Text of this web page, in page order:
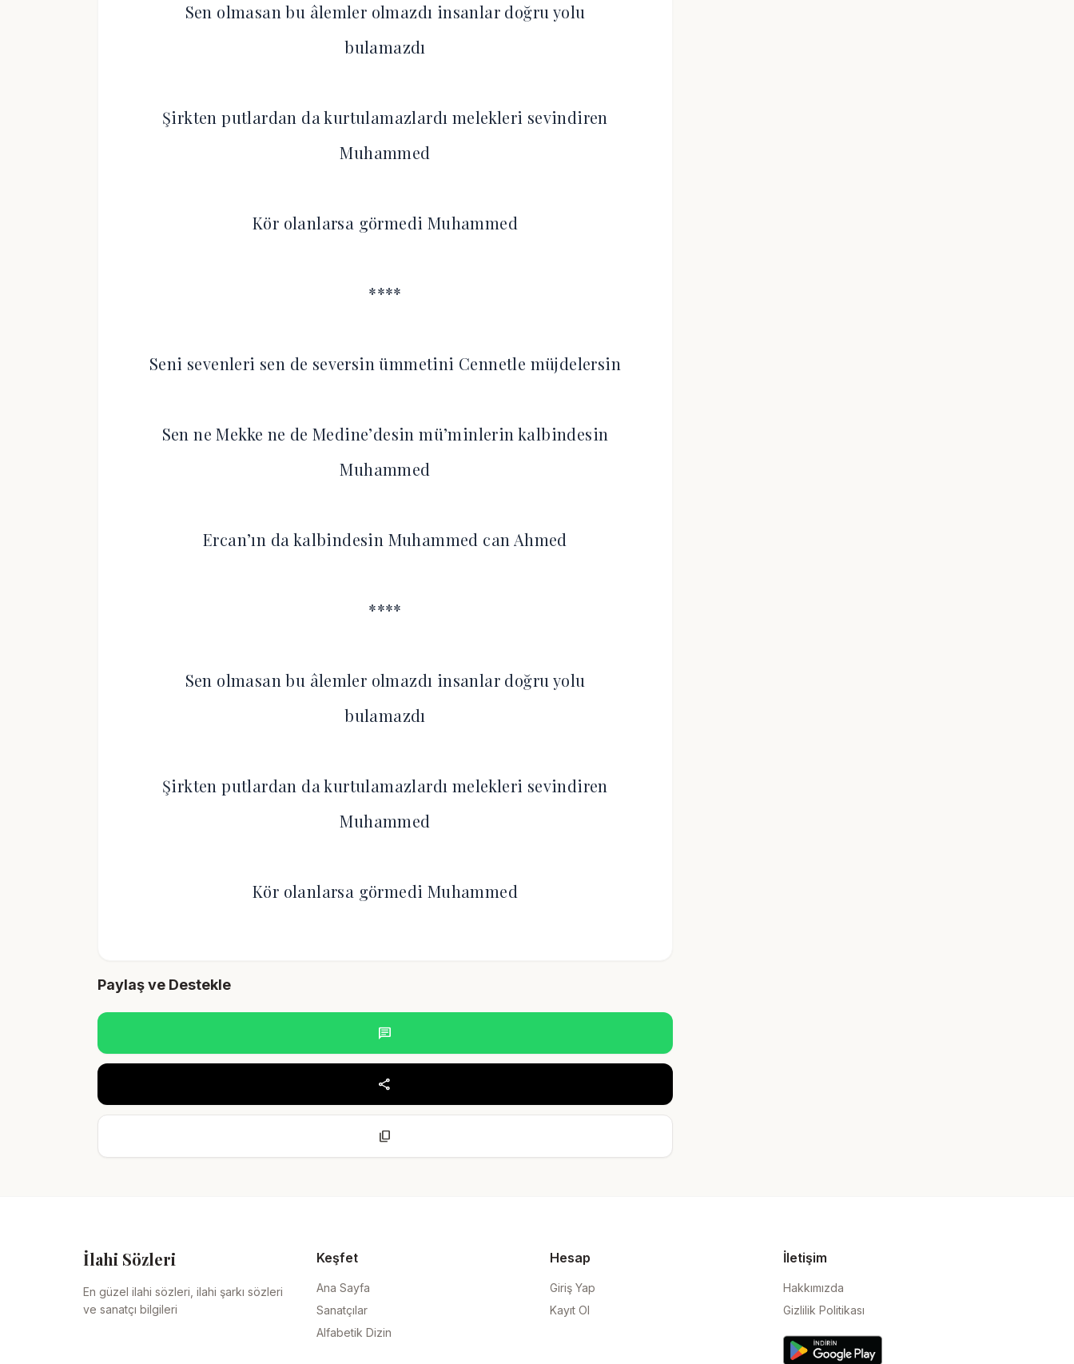
Sen olmasan bu âlemler olmazdı insanlar doğru yolu
bulamazdı
Şirkten putlardan da kurtulamazlardı melekleri sevindiren
Muhammed
Kör olanlarsa görmedi Muhammed
****
Seni sevenleri sen de seversin ümmetini Cennetle müjdelersin
Sen ne Mekke ne de Medine’desin mü’minlerin kalbindesin
Muhammed
Ercan’ın da kalbindesin Muhammed can Ahmed
****
Sen olmasan bu âlemler olmazdı insanlar doğru yolu
bulamazdı
Şirkten putlardan da kurtulamazlardı melekleri sevindiren
Muhammed
Kör olanlarsa görmedi Muhammed
Paylaş ve Destekle
chat
share
content_copy
İlahi Sözleri
En güzel ilahi sözleri, ilahi şarkı sözleri
ve sanatçı bilgileri
Keşfet
Ana Sayfa
Sanatçılar
Alfabetik Dizin
Hesap
Giriş Yap
Kayıt Ol
İletişim
Hakkımızda
Gizlilik Politikası